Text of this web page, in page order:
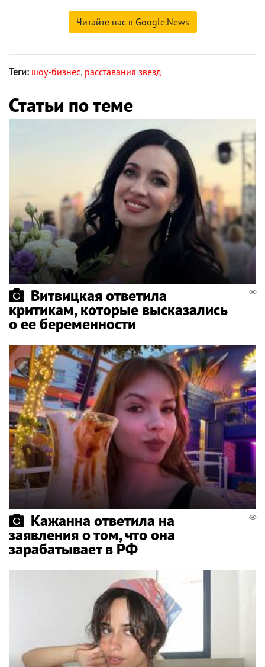
Читайте нас в Google.News
Теги: шоу-бизнес, расставания звезд
Статьи по теме
Витвицкая ответила
критикам, которые высказались
о ее беременности
Кажанна ответила на
заявления о том, что она
зарабатывает в РФ